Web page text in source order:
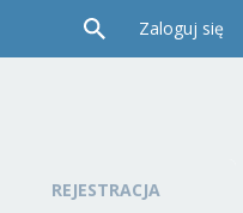
Zaloguj się
REJESTRACJA